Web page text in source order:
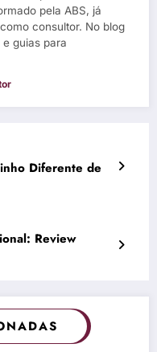
pela ABS, já
consultor. No blog
guias para
Diferente de
Review